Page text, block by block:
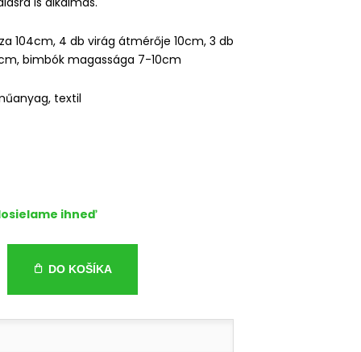
104cm, 4 db virág átmérője 10cm, 3 db
bimbók magassága 7-10cm
textil
ihneď
DO KOŠÍKA